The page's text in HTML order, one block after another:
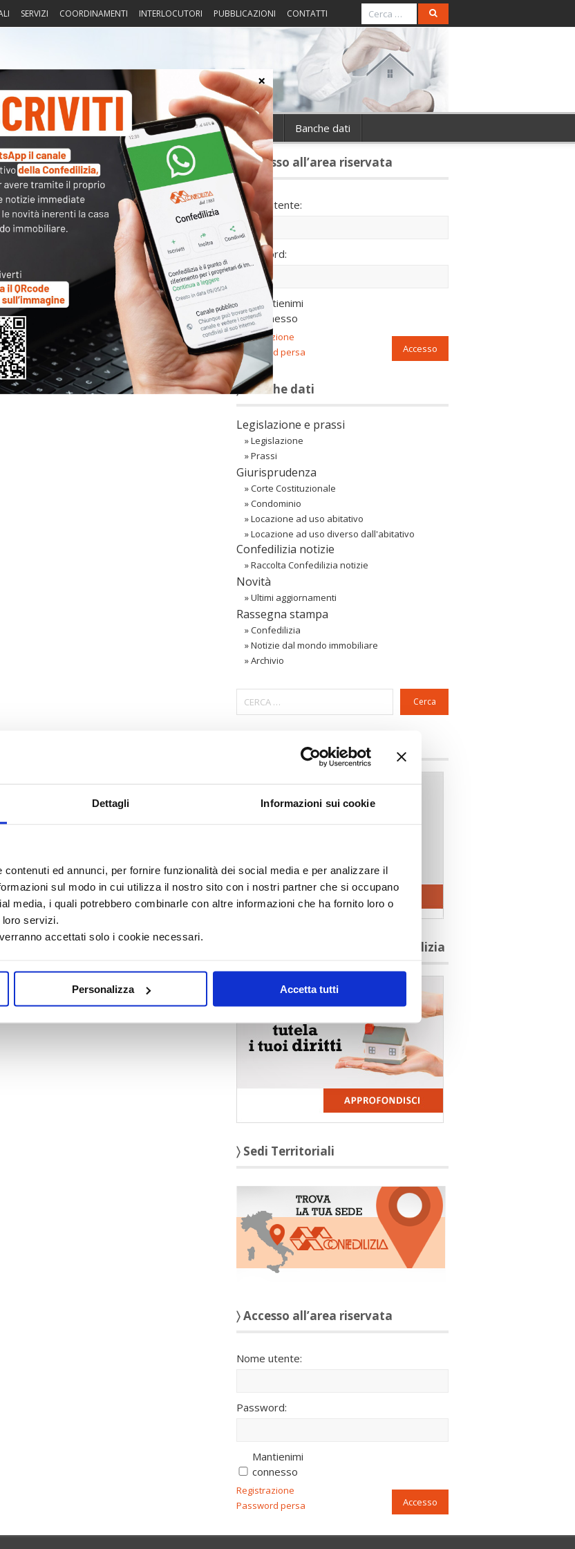
Dettagli Informazioni sui cookie
ed annunci, per fornire funzionalità dei social media e per analizzare il
sul modo in cui utilizza il nostro sito con i nostri partner che si occupano
media, i quali potrebbero combinarle con altre informazioni che ha fornito loro o
servizi.
verranno accettati solo i cookie necessari.
Personalizza Accetta tutti
SERVIZI COORDINAMENTI INTERLOCUTORI PUBBLICAZIONI CONTATTI
Fisco Portierato Intorno alla casa Notizie Banche dati
– Ore 18.30
è riservato ai
ma per poterli consultare
della pagina
li haismarriti richiedili alla tuaAssociazione
〉 Accesso all’area riservata
Nome utente:
Password:
Mantienimi
connesso
Accesso
Registrazione
Password persa
〉 Banche dati
Legislazione e prassi
»Legislazione
»Prassi
Giurisprudenza
»Corte Costituzionale
»Condominio
»Locazione ad uso abitativo
»Locazione ad uso diverso dall'abitativo
Confedilizia notizie
»Raccolta Confedilizia notizie
Novità
»Ultimi aggiornamenti
Rassegna stampa
»Confedilizia
»Notizie dal mondo immobiliare
»Archivio
Cerca
〉 Area riservata Associazioni
〉 5 ragioni per aderire a Confedilizia
〉 Sedi Territoriali
〉 Accesso all’area riservata
Nome utente:
Password:
Mantienimi
connesso
Accesso
Registrazione
Password persa